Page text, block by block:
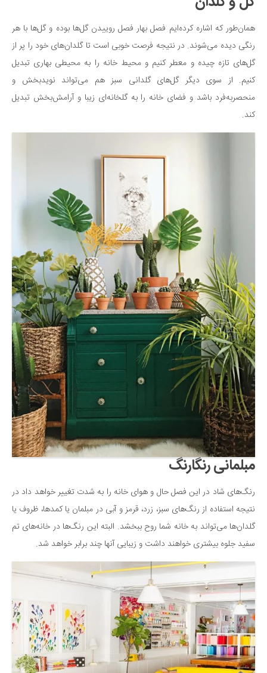
همان‌طور که اشاره کرده‌ایم فصل بهار فصل روییدن گل‌ها بوده و گل‌ها با هر
رنگی دیده می‌شوند. در نتیجه فرصت خوبی است تا گلدان‌های خود را پر از
گل‌های تازه چیده و معطر کنیم و محیط خانه را به محیطی بهاری تبدیل
کنیم. از سوی دیگر گل‌های گلدانی سبز هم می‌تواند نویدبخش و
منحصربه‌فرد باشد و فضای خانه را به گلخانه‌ای زیبا و آرامش‌بخش تبدیل
کند.
مبلمانی رنگارنگ
رنگ‌های شاد در این فصل حال و هوای خانه را به شدت تغییر خواهد داد در
نتیجه استفاده از رنگ‌های سبز، زرد، قرمز و آبی در مبلمان یا کمدها، ظروف یا
گلدان‌ها می‌تواند به خانه شما روح ببخشد. البته این رنگ‌ها در خانه‌های تم
سفید جلوه بیشتری خواهند داشت و زیبایی آنها چند برابر خواهد شد.